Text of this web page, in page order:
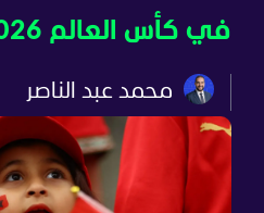
في كأس العالم 2026 لحظة بلحظة
محمد عبد الناصر